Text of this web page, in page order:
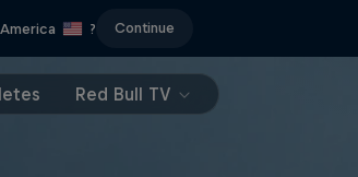
? Continue
Red Bull TV